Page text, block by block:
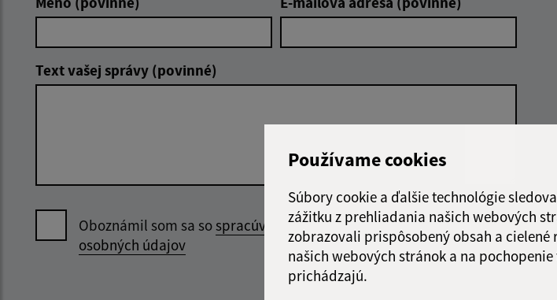
Používame cookies
Súbory cookie a ďalšie technológie
zážitku z prehliadania našich webových
zobrazovali prispôsobený obsah a cielené
našich webových stránok a na
prichádzajú.
Text vašej správy (povinné)
Oboznámil som sa sospracúvaním
osobných údajov
Google reCaptcha Response
Odoslať správu